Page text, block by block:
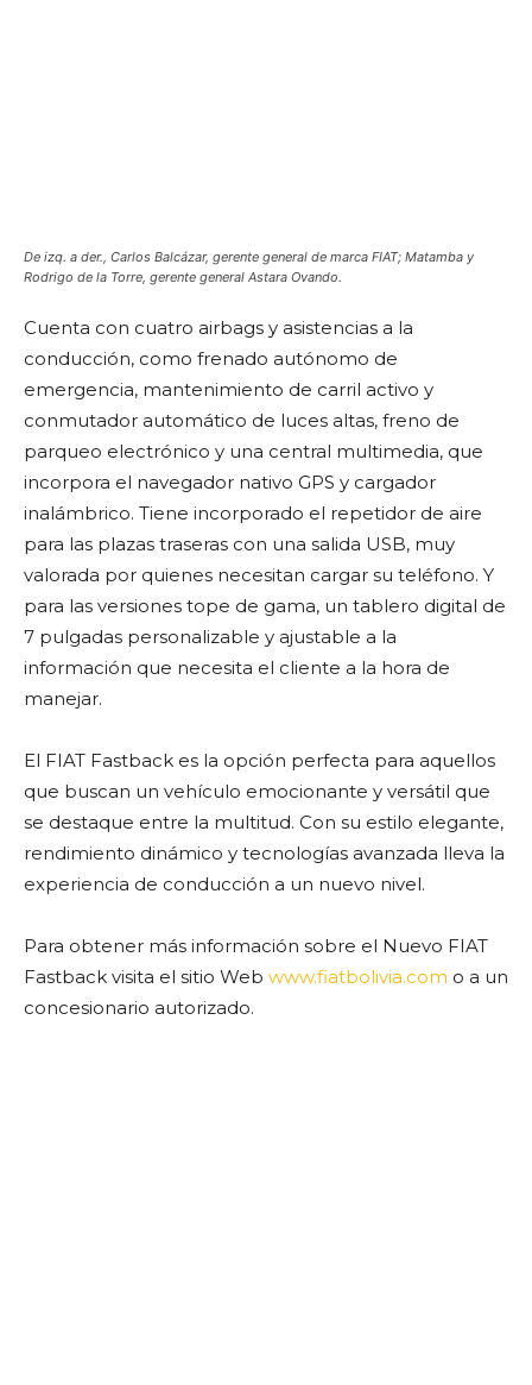
De izq. a der., Carlos Balcázar, gerente general de marca FIAT; Matamba y
Rodrigo de la Torre, gerente general Astara Ovando.
Cuenta con cuatro airbags y asistencias a la
conducción, como frenado autónomo de
emergencia, mantenimiento de carril activo y
conmutador automático de luces altas, freno de
parqueo electrónico y una central multimedia, que
incorpora el navegador nativo GPS y cargador
inalámbrico. Tiene incorporado el repetidor de aire
para las plazas traseras con una salida USB, muy
valorada por quienes necesitan cargar su teléfono. Y
para las versiones tope de gama, un tablero digital de
7 pulgadas personalizable y ajustable a la
información que necesita el cliente a la hora de
manejar.
El FIAT Fastback es la opción perfecta para aquellos
que buscan un vehículo emocionante y versátil que
se destaque entre la multitud. Con su estilo elegante,
rendimiento dinámico y tecnologías avanzada lleva la
experiencia de conducción a un nuevo nivel.
Para obtener más información sobre el Nuevo FIAT
Fastback visita el sitio Web www.fiatbolivia.com o a un
concesionario autorizado.